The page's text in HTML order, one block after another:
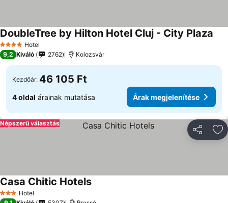
4 KategóriaHotel
DoubleTree by Hilton Hotel Cluj - City Plaza
9,2 Kiváló 2762 Kolozsvár
Kezdőár: 46 105 Ft
4 oldal árainak mutatása Árak megjelenítése
Népszerű választás
3 Kategória
Hotel
Casa Chitic Hotels